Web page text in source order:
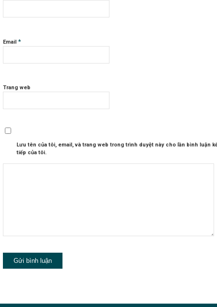
Email*
Trang web
Lưu tên của tôi, email, và trang web trong trình duyệt này cho lần bình luận
tiếp của tôi.